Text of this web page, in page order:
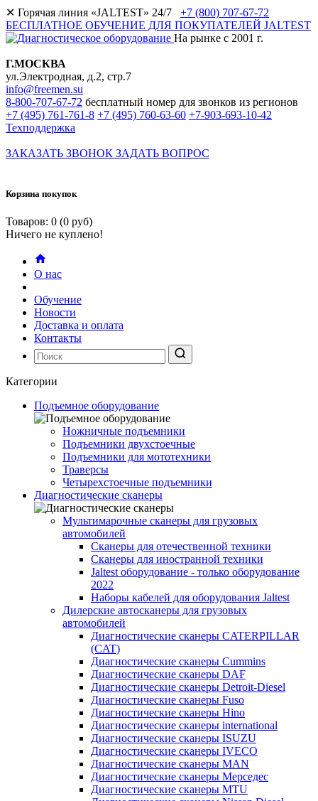
✕ Горячая линия «JALTEST» 24/7 +7 (800) 707-67-72
БЕСПЛАТНОЕ ОБУЧЕНИЕ ДЛЯ ПОКУПАТЕЛЕЙ JALTEST
На рынке с 2001 г.
Г.МОСКВА
ул.Электродная, д.2, стр.7
info@freemen.su
8-800-707-67-72 бесплатный номер для звонков из регионов
+7 (495) 761-761-8 +7 (495) 760-63-60 +7-903-693-10-42
Техподдержка
ЗАКАЗАТЬ ЗВОНОК ЗАДАТЬ ВОПРОС
Корзина покупок
Товаров: 0 (0 руб)
Ничего не куплено!
О нас
Обучение
Новости
Доставка и оплата
Контакты
Категории
Подъемное оборудование
Ножничные подъемники
Подъемники двухстоечные
Подъемники для мототехники
Траверсы
Четырехстоечные подъемники
Диагностические сканеры
Мультимарочные сканеры для грузовых
автомобилей
Сканеры для отечественной техники
Сканеры для иностранной техники
Jaltest оборудование - только оборудование
2022
Наборы кабелей для оборудования Jaltest
Дилерские автосканеры для грузовых
автомобилей
Диагностические сканеры CATERPILLAR
(CAT)
Диагностические сканеры Cummins
Диагностические сканеры DAF
Диагностические сканеры Detroit-Diesel
Диагностические сканеры Fuso
Диагностические сканеры Hino
Диагностические сканеры international
Диагностические сканеры ISUZU
Диагностические сканеры IVECO
Диагностические сканеры MAN
Диагностические сканеры Мерседес
Диагностические сканеры MTU